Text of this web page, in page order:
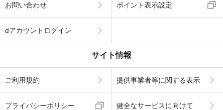
お問い合わせ ポイント表示設定
dアカウントログイン
サイト情報
ご利用規約 提供事業者等に関する表示
プライバシーポリシー 健全なサービスに向けて